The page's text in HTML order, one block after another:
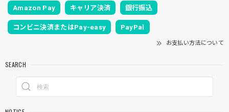
Amazon Pay キャリア決済 銀行振込
コンビニ決済またはPay-easy PayPal
お支払い方法について
SEARCH